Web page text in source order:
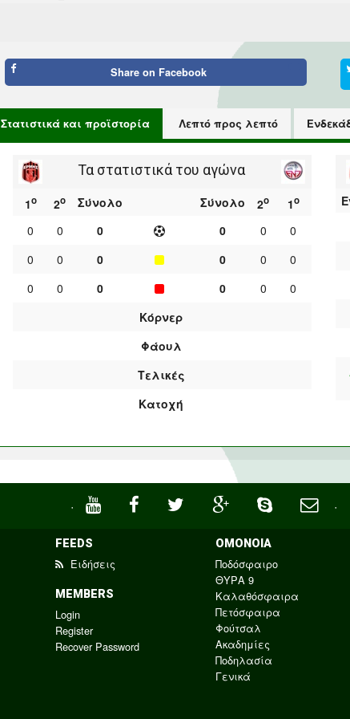
Share on Facebook
Στατιστικά και προϊστορία Λεπτό προς λεπτό
Τα στατιστικά του αγώνα
1ο 2ο Σύνολο Σύνολο 2ο 1ο
0 0 0 0 0
0
0
0 0 0 0
0
0
0 0 0 0
0
Κόρνερ
Φάουλ
Τελικές
Κατοχή
· ·
FEEDS
Ειδήσεις
MEMBERS
Login
Register
Recover Password
ΟΜΟΝΟΙΑ
Ποδόσφαιρο
ΘΥΡΑ 9
Καλαθόσφαιρα
Πετόσφαιρα
Φούτσαλ
Ακαδημίες
Ποδηλασία
Γενικά